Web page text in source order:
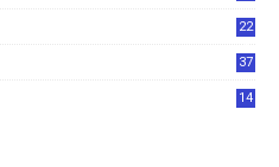
22
37
14